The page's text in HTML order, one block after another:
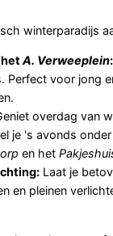
winterparadijs
hetA. Verweeplein:
Perfect voor jong
overdag van
je 's avonds
en het
Laat je
en pleinen